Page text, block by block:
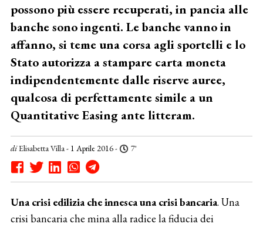
possono più essere recuperati, in pancia alle
banche sono ingenti. Le banche vanno in
affanno, si teme una corsa agli sportelli e lo
Stato autorizza a stampare carta moneta
indipendentemente dalle riserve auree,
qualcosa di perfettamente simile a un
Quantitative Easing ante litteram.
diElisabetta Villa- 1 Aprile 2016 - 7'
Una crisi edilizia che innesca una crisi bancaria. Una
crisi bancaria che mina alla radice la fiducia dei